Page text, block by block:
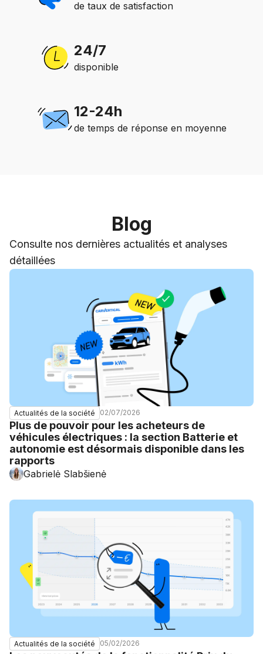
de taux de satisfaction
24/7
disponible
12-24h
de temps de réponse en moyenne
Blog
Consulte nos dernières actualités et analyses
détaillées
Actualités de la société 02/07/2026
Plus de pouvoir pour les acheteurs de
véhicules électriques : la section Batterie et
autonomie est désormais disponible dans les
rapports
Gabrielė Slabšienė
Actualités de la société 05/02/2026